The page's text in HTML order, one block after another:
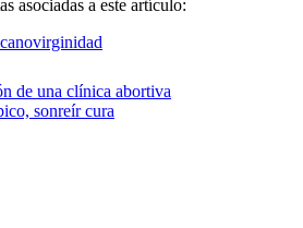
asociadas a este artículo:
virginidad
de una clínica abortiva
sonreír cura